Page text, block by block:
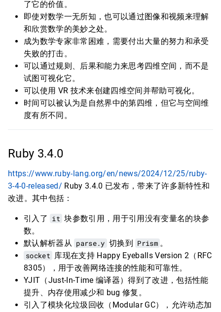
了它的价值。
即使对数学一无所知，也可以通过图像和视频来理解
和欣赏数学的美妙之处。
成为数学专家非常困难，需要付出大量的努力和承受
失败的打击。
可以通过规则、后果和能力来思考四维空间，而不是
试图可视化它。
可以使用 VR 技术来创建四维空间并帮助可视化。
时间可以被认为是自然界中的第四维，但它与空间维
度有所不同。
Ruby 3.4.0
https://www.ruby-lang.org/en/news/2024/12/25/ruby-
3-4-0-released/ Ruby 3.4.0 已发布，带来了许多新特性和
改进。其中包括：
引入了 it 块参数引用，用于引用没有变量名的块参
数。
默认解析器从 parse.y 切换到 Prism 。
socket 库现在支持 Happy Eyeballs Version 2（RFC
8305），用于改善网络连接的性能和可靠性。
YJIT（Just-In-Time 编译器）得到了改进，包括性能
提升、内存使用减少和 bug 修复。
引入了模块化垃圾回收（Modular GC），允许动态加